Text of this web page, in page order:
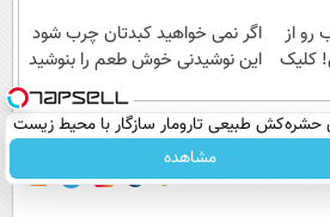
بنوشید
رو از
کلیک
اگر نمی خواهید کبدتان چرب شود
این نوشیدنی خوش طعم را بنوشید
حشره‌کش طبیعی تارومار سازگار با محیط زیست
و با محافظت طبیعی
مشاهده
تماس با ما
اوقات شرعی سواد زندگی